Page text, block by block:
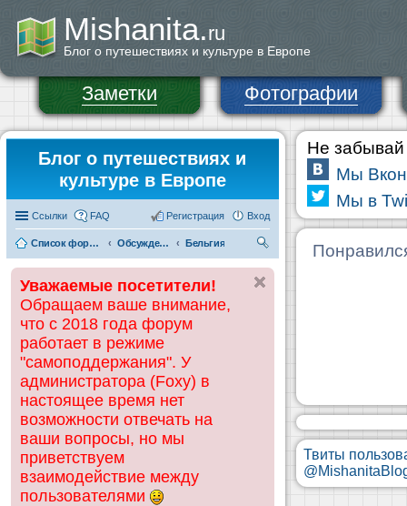
Mishanita.ru
Блог о путешествиях и культуре в Европе
Заметки Фотографии
Блог о путешествиях и
культуре в Европе
Ссылки FAQ Вход
Регистрация
Список форумов Обсуждения и информация по странам Бельгия
ск
Уважаемые посетители!
Обращаем ваше внимание,
что с 2018 года форум
работает в режиме
"самоподдержания". У
администратора (Foxy) в
настоящее время нет
возможности отвечать на
ваши вопросы, но мы
приветствуем
взаимодействие между
пользователями
Не забывай
Мы
Мы в
Твиты